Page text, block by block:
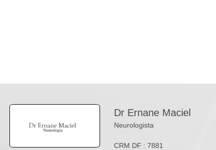
Dr Ernane Maciel
Neurologista
CRM DF : 7881